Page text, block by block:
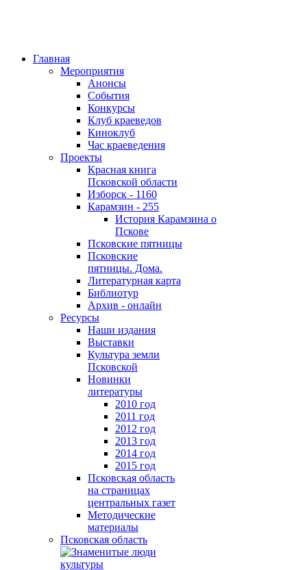
Главная
Мероприятия
Анонсы
События
Конкурсы
Клуб краеведов
Киноклуб
Час краеведения
Проекты
Красная книга
Псковской области
Изборск - 1160
Карамзин - 255
История Карамзина о
Пскове
Псковские пятницы
Псковские
пятницы. Дома.
Литературная карта
Библиотур
Архив - онлайн
Ресурсы
Наши издания
Выставки
Культура земли
Псковской
Новинки
литературы
2010 год
2011 год
2012 год
2013 год
2014 год
2015 год
Псковская область
на страницах
центральных газет
Методические
материалы
Псковская область